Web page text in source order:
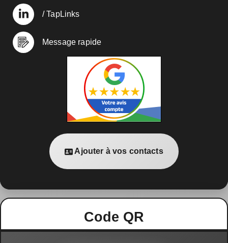
/ TapLinks
Message rapide
Ajouter à vos contacts
Code QR